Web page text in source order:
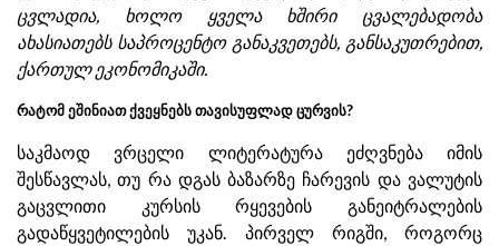
ცვლადია, ხოლო ყველა ხშირი ცვალებადობა
ახასიათებს საპროცენტო განაკვეთებს, განსაკუთრებით,
ქართულ ეკონომიკაში.
რატომ ეშინიათ ქვეყნებს თავისუფლად ცურვის?
საკმაოდ ვრცელი ლიტერატურა ეძღვნება იმის
შესწავლას, თუ რა დგას ბაზარზე ჩარევის და ვალუტის
გაცვლითი კურსის რყევების განეიტრალების
გადაწყვეტილების უკან. პირველ რიგში, როგორც